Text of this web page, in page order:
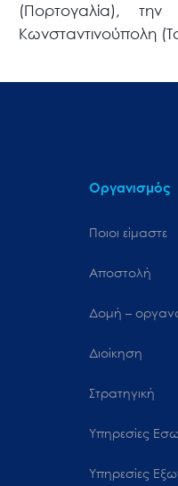
(Πορτογαλία),
Κωνσταντινούπολη
Οργανισμός
Ποιοι είμαστε
Αποστολή
Δομή –
Διοίκηση
Στρατηγική
Υπηρεσίες
Υπηρεσίες